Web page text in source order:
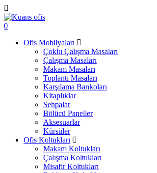
0
Ofis Mobilyaları
Çoklu Çalışma Masaları
Çalışma Masaları
Makam Masaları
Toplantı Masaları
Karşılama Bankoları
Kitaplıklar
Sehpalar
Bölücü Paneller
Aksesuarlar
Kürsüler
Ofis Koltukları
Makam Koltukları
Çalışma Koltukları
Misafir Koltukları